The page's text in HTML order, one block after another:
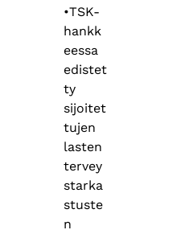
•TSK-
hankk
eessa
edistet
ty
sijoitet
tujen
lasten
tervey
starka
stuste
n